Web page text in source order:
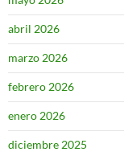
abril 2026
marzo 2026
febrero 2026
enero 2026
diciembre 2025